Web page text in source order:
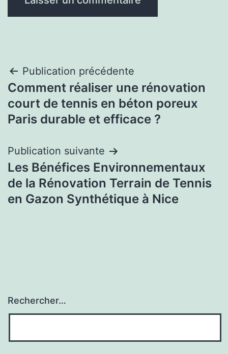
Navigation
de
l’article
Publication précédente
Comment réaliser une rénovation
court de tennis en béton poreux
Paris durable et efficace ?
Publication suivante
Les Bénéfices Environnementaux
de la Rénovation Terrain de Tennis
en Gazon Synthétique à Nice
Rechercher…